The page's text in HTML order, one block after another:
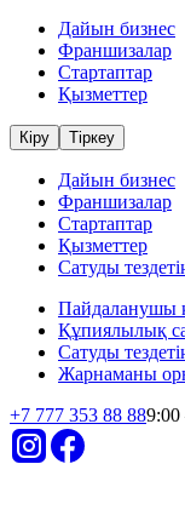
Дайын бизнес
Франшизалар
Стартаптар
Қызметтер
Кіру Тіркеу
Дайын бизнес
Франшизалар
Стартаптар
Қызметтер
Сатуды
Пайдаланушы
Құпиялылық
Сатуды
Жарнаманы
+7 777 353 88 889:00